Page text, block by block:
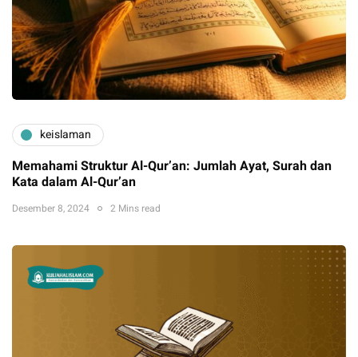
keislaman
Memahami Struktur Al-Qur’an: Jumlah Ayat, Surah dan
Kata dalam Al-Qur’an
Desember 8, 2024 2 Mins read